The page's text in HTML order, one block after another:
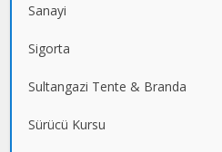
Sanayi
Sigorta
Sultangazi Tente & Branda
Sürücü Kursu